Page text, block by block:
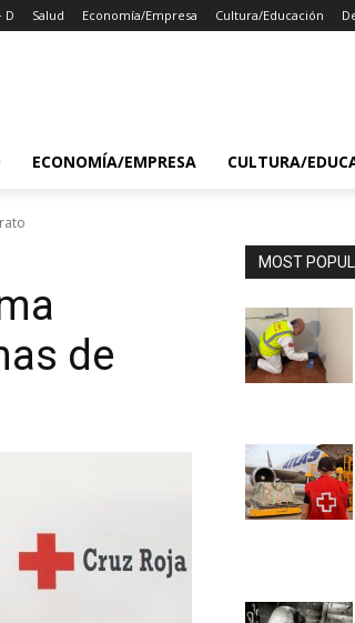
D Salud Economía/Empresa Cultura/Educación
ECONOMÍA/EMPRESA CULTURA/
de
MOST